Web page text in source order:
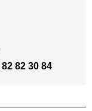
82 82 30 84